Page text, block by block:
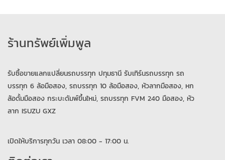
ร้านทรัพย์เพิ่มพูล
รับซื้อขายแลกแปลี่ยนรถบรรทุก ปทุมธานี รับเทิร์นรถบรรทุก รถ
บรรทุก 6 ล้อมือสอง, รถบรรทุก 10 ล้อมือสอง, หัวลากมือสอง, หก
ล้อดั้มมือสอง กระบะดัมพ์ขึ้นใหม่, รถบรรทุก FVM 240 มือสอง, หัว
ลาก ISUZU GXZ
เปิดให้บริการทุกวัน เวลา 08:00 - 17:00 น.